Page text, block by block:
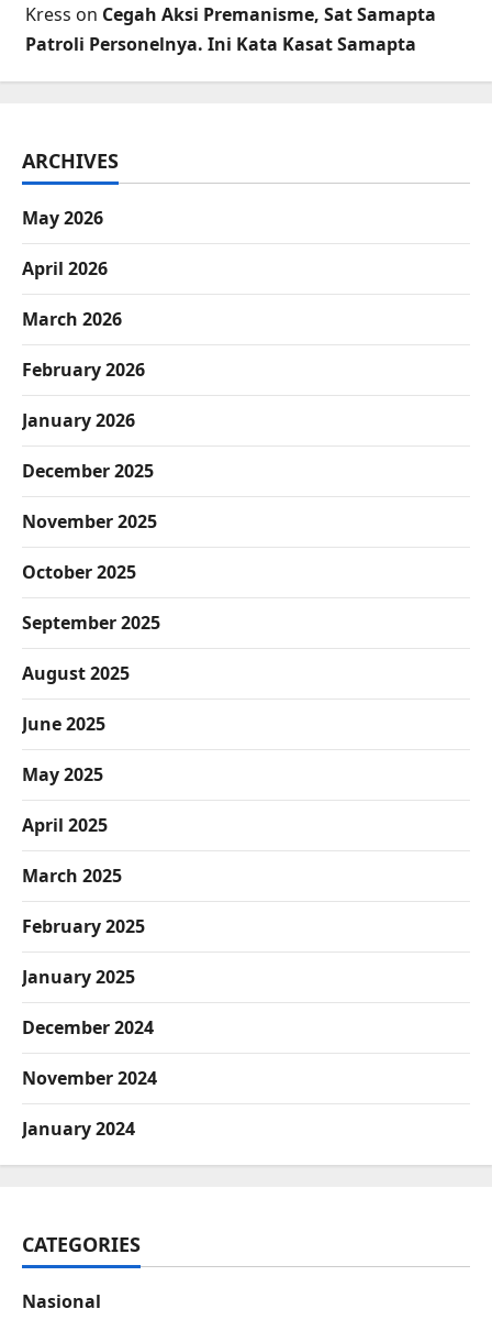
Kress on Cegah Aksi Premanisme, Sat Samapta
Patroli Personelnya. Ini Kata Kasat Samapta
ARCHIVES
May 2026
April 2026
March 2026
February 2026
January 2026
December 2025
November 2025
October 2025
September 2025
August 2025
June 2025
May 2025
April 2025
March 2025
February 2025
January 2025
December 2024
November 2024
January 2024
CATEGORIES
Nasional